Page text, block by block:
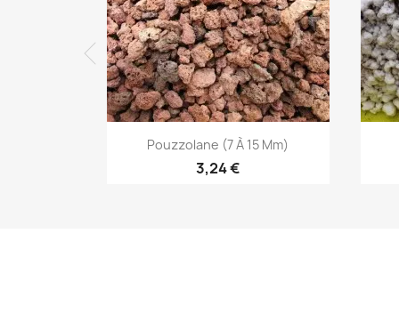
Aperçu rapide
Pouzzolane (7 À 15 Mm)
3,24 €